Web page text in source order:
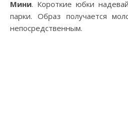
Мини. Короткие юбки
парки. Образ получается
непосредственным.